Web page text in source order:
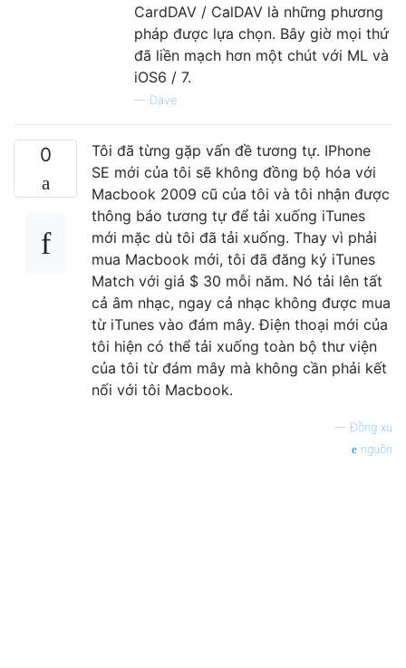
CardDAV / CalDAV là những phương
pháp được lựa chọn. Bây giờ mọi thứ
đã liền mạch hơn một chút với ML và
iOS6 / 7.
— Dave
0
Tôi đã từng gặp vấn đề tương tự. IPhone
SE mới của tôi sẽ không đồng bộ hóa với
Macbook 2009 cũ của tôi và tôi nhận được
thông báo tương tự để tải xuống iTunes
mới mặc dù tôi đã tải xuống. Thay vì phải
mua Macbook mới, tôi đã đăng ký iTunes
Match với giá $ 30 mỗi năm. Nó tải lên tất
cả âm nhạc, ngay cả nhạc không được mua
từ iTunes vào đám mây. Điện thoại mới của
tôi hiện có thể tải xuống toàn bộ thư viện
của tôi từ đám mây mà không cần phải kết
nối với tôi Macbook.
— Đồng xu
nguồn